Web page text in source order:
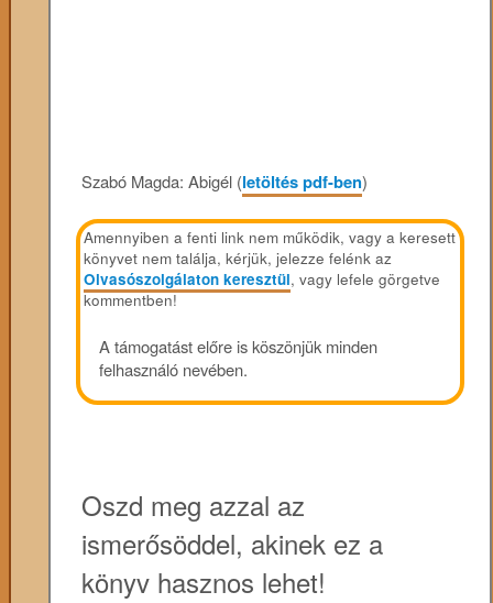
Szabó Magda: Abigél (letöltés pdf-ben)
Amennyiben a fenti link nem működik, vagy a keresett
könyvet nem találja, kérjük, jelezze felénk az
Olvasószolgálaton keresztül, vagy lefele görgetve
kommentben!
A támogatást előre is köszönjük minden
felhasználó nevében.
Oszd meg azzal az
ismerősöddel, akinek ez a
könyv hasznos lehet!